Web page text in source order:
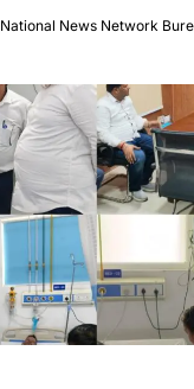
National News Network